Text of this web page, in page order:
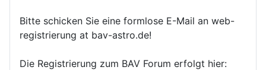
Bitte schicken Sie eine formlose E-Mail an web-
registrierung at bav-astro.de!
Die Registrierung zum BAV Forum erfolgt hier: